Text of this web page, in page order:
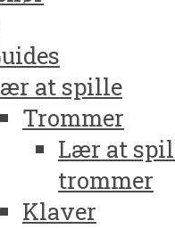
at spille
Trommer
Lær at
trommer
Klaver